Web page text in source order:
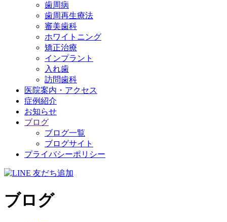
歯周病
歯周再生療法
審美歯科
ホワイトニング
矯正治療
インプラント
入れ歯
訪問歯科
医院案内・アクセス
症例紹介
お知らせ
ブログ
ブログ一覧
ブログサイト
プライバシーポリシー
ブログ